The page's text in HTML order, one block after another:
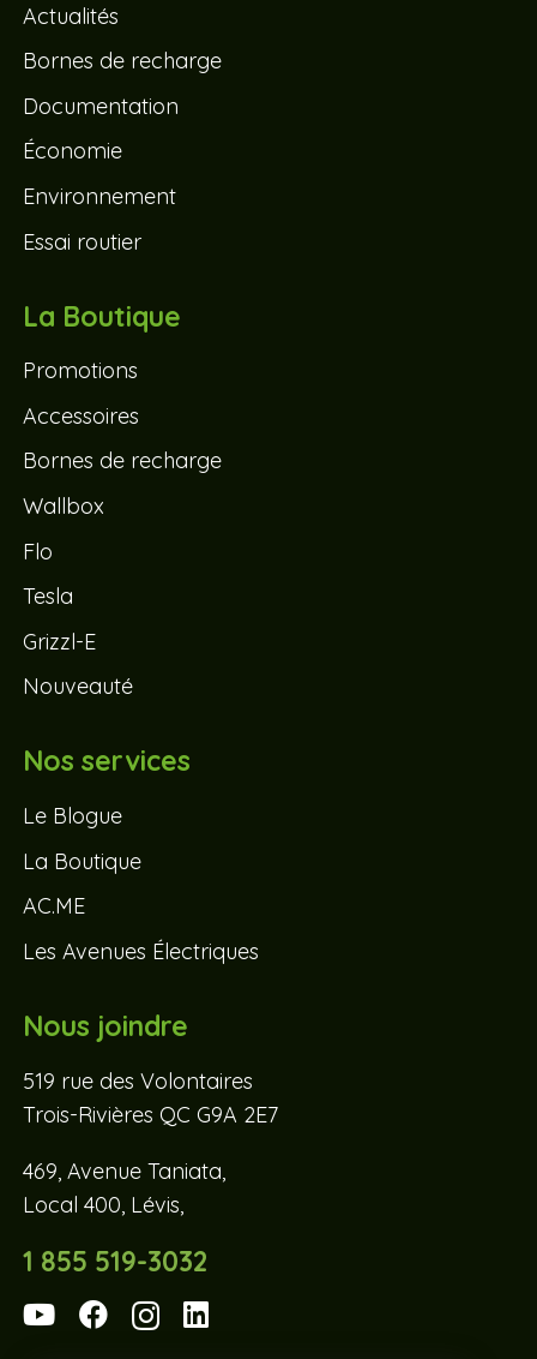
Actualités
Bornes de recharge
Documentation
Économie
Environnement
Essai routier
La Boutique
Promotions
Accessoires
Bornes de recharge
Wallbox
Flo
Tesla
Grizzl-E
Nouveauté
Nos services
Le Blogue
La Boutique
AC.ME
Les Avenues Électriques
Nous joindre
519 rue des Volontaires
Trois-Rivières QC G9A 2E7
469, Avenue Taniata,
Local 400, Lévis,
1 855 519-3032